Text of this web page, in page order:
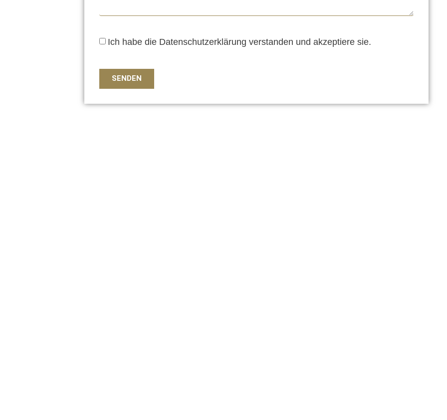
Ich habe die Datenschutzerklärung verstanden und akzeptiere sie.
SENDEN